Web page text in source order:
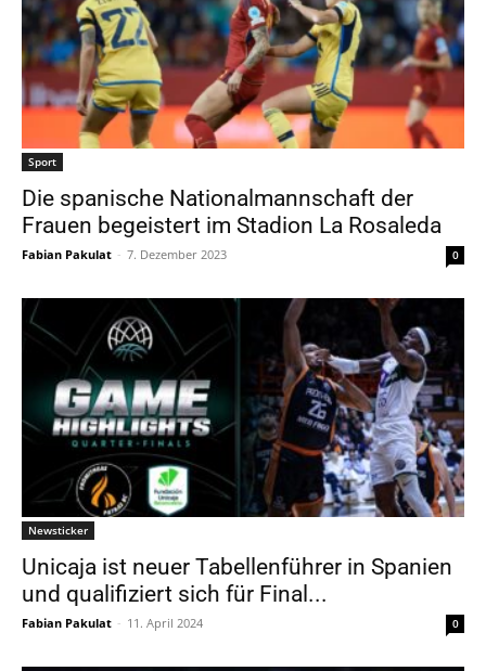
Sport
Die spanische Nationalmannschaft der
Frauen begeistert im Stadion La Rosaleda
Fabian Pakulat - 7. Dezember 2023 0
Newsticker
Unicaja ist neuer Tabellenführer in Spanien
und qualifiziert sich für Final...
Fabian Pakulat - 11. April 2024 0